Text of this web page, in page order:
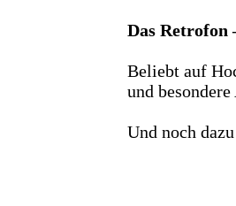
Das Retrofon
Beliebt auf
und
Und noch